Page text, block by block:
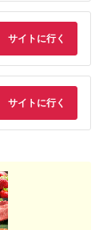
サイトに行く
サイトに行く